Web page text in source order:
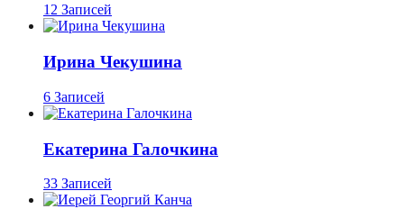
12 Записей
Ирина Чекушина
6 Записей
Екатерина Галочкина
33 Записей